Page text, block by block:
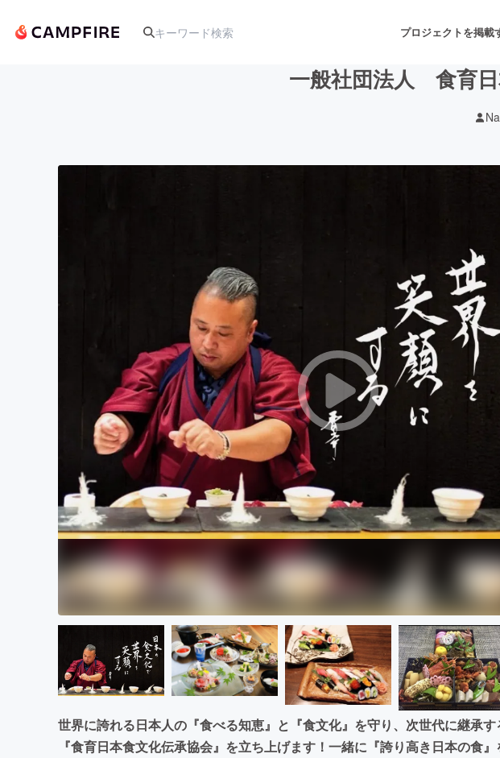
プロジェクトを掲載
映像・映画 書籍・雑誌出版
ビジネス・起業 チャレンジ
まちづくり・地域活性化
CAMPFIRE for
一般社団法人 食育日
世界に誇れる日本人の『食べる知恵』と『食文化』を守り、次世代に継承
『食育日本食文化伝承協会』を立ち上げます！一緒に『誇り高き日本の食